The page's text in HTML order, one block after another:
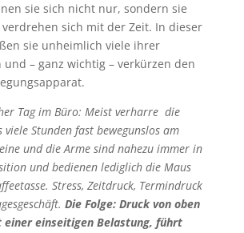
sie sich nicht nur, sondern sie
sich mit der Zeit. In dieser
sie unheimlich viele ihrer
und – ganz wichtig – verkürzen den
Tag im Büro: Meist verharre die
viele Stunden fast bewegunslos am
und die Arme sind nahezu immer in
und bedienen lediglich die Maus
Stress, Zeitdruck, Termindruck
Die Folge: Druck von oben
einseitigen Belastung, führt